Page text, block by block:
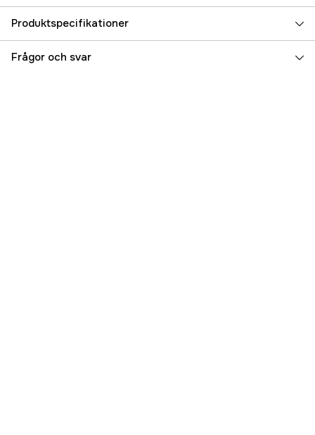
Produktspecifikationer
Referensnummer 5000017252
Frågor och svar